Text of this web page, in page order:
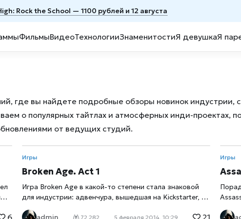
Rock the School — 1100 рублей и 12 августа
ФильмыВидеоТехнологииЗнаменитостиЯ девушкаЯ
где вы найдете подробные обзоры новинок индустрии,
о популярных тайтлах и атмосферных инди-проектах,
от ведущих студий.
6
Игры
Broken Age. Act 1
Игра Broken Age в какой-то степени стала знаковой
для индустрии: адвенчура, вышедшая на Kickstarter, с
admin 72 282 5 февраля 2014, 10:29 21
Игры